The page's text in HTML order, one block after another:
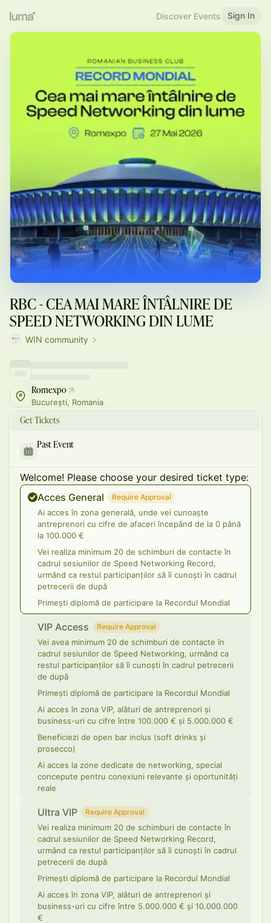
Discover Events Sign In
RBC - CEA MAI MARE ÎNTÂLNIRE DE
SPEED NETWORKING DIN LUME
WIN community
Romexpo
București, Romania
Get Tickets
Past Event
Welcome! Please choose your desired ticket type:
Acces General
Require Approval
Ai acces în zona generală, unde vei cunoaște
antreprenori cu cifre de afaceri începând de la 0 până
la 100.000 €
Vei realiza minimum 20 de schimburi de contacte în
cadrul sesiunilor de Speed Networking Record,
urmând ca restul participanților să îi cunoști în cadrul
petrecerii de după
Primești diplomă de participare la Recordul Mondial
VIP Access Require Approval
Vei avea minimum 20 de schimburi de contacte în
cadrul sesiunilor de Speed Networking, urmând ca
restul participanților să îi cunoști în cadrul petrecerii
de după
Primești diplomă de participare la Recordul Mondial
Ai acces în zona VIP, alături de antreprenori și
business-uri cu cifre între 100.000 € și 5.000.000 €
Beneficiezi de open bar inclus (soft drinks și
prosecco)
Ai acces la zone dedicate de networking, special
concepute pentru conexiuni relevante și oportunități
reale
Ultra VIP Require Approval
Vei realiza minimum 20 de schimburi de contacte în
cadrul sesiunilor de Speed Networking Record,
urmând ca restul participanților să îi cunoști în cadrul
petrecerii de după
Primești diplomă de participare la Recordul Mondial
Ai acces în zona VIP, alături de antreprenori și
business-uri cu cifre între 5.000.000 € și 10.000.000
€